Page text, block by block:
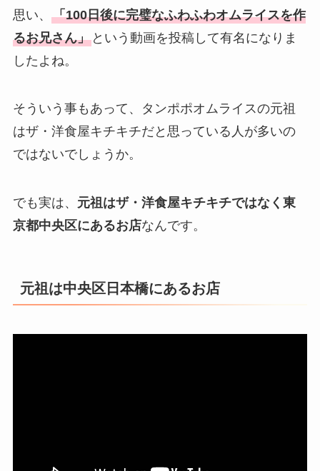
思い、 「100日後に完璧なふわふわオムライスを作
るお兄さん」という動画を投稿して有名になりま
したよね。
そういう事もあって、タンポポオムライスの元祖
はザ・洋食屋キチキチだと思っている人が多いの
ではないでしょうか。
でも実は、 元祖はザ・洋食屋キチキチではなく東
京都中央区にあるお店なんです。
元祖は中央区日本橋にあるお店